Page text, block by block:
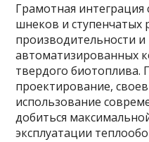
Грамотная интеграция
шнеков и
производительности
автоматизированных
твердого биотоплива.
проектирование,
использование
добиться
эксплуатации